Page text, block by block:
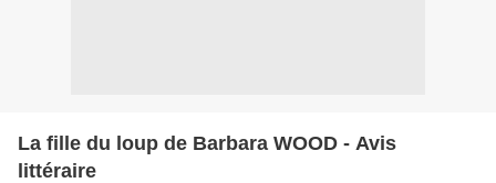
La fille du loup de Barbara WOOD - Avis
littéraire